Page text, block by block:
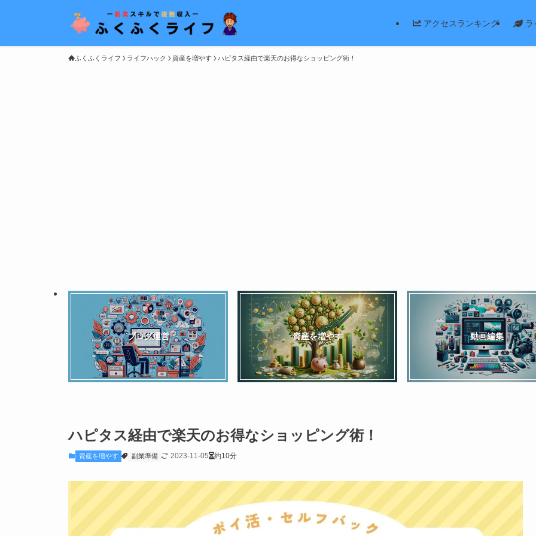
アクセスランキング ラ
ふくふくライフ ライフハック 資産を増やす ハピタス経由で楽天のお得なショッピング術！
ブログ運営 資産を増やす 動画編集
ハピタス経由で楽天のお得なショッピング術！
資産を増やす 副業準備 2023-11-05 約10分